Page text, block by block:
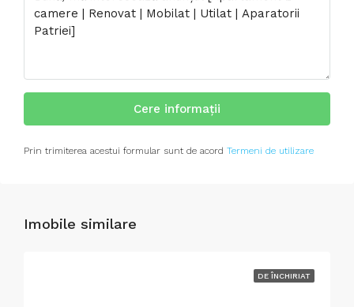
Cere informații
Prin trimiterea acestui formular sunt de acord Termeni de utilizare
Imobile similare
DE ÎNCHIRIAT